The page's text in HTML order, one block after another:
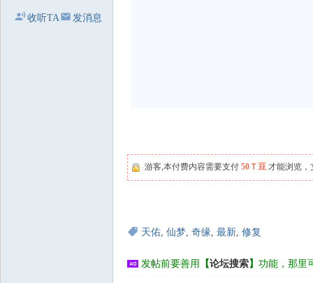
收听TA 发消息
游客,本付费内容需要支付 50Ｔ豆 才能浏览，
天佑, 仙梦, 奇缘, 最新, 修复
发帖前要善用 【论坛搜索】 功能，那里